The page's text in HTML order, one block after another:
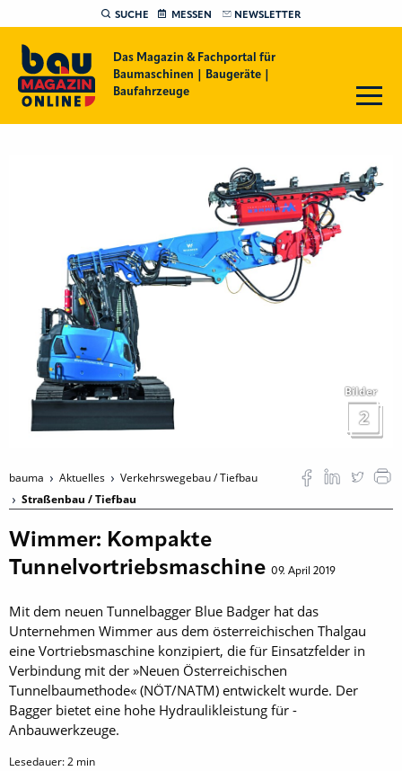
SUCHE MESSEN NEWSLETTER
Das Magazin & Fachportal für
Baumaschinen | Baugeräte |
Baufahrzeuge
Bilder
2
bauma Aktuelles
Verkehrswegebau / Tiefbau
Straßenbau / Tiefbau
Wimmer: Kompakte
Tunnelvortriebsmaschine 09. April 2019
Mit dem neuen Tunnelbagger Blue Badger hat das
Unternehmen Wimmer aus dem österreichischen Thalgau
eine Vortriebsmaschine konzipiert, die für Einsatzfelder in
Verbindung mit der »Neuen Öster­reichischen
Tunnelbaumethode« (NÖT/NATM) entwickelt wurde. Der
Bagger bietet eine hohe Hydraulikleistung für ­
Anbauwerkzeuge.
Lesedauer:2 min